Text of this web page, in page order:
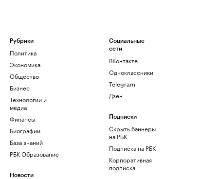
Рубрики
Политика
Экономика
Общество
Бизнес
Технологии и
медиа
Финансы
Биографии
База знаний
РБК Образование
Новости
Социальные
сети
ВКонтакте
Одноклассники
Telegram
Дзен
Подписки
Скрыть баннеры
на РБК
Подписка на РБК
Корпоративная
подписка